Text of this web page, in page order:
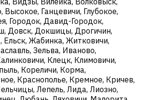
Ганцевичи, Глубокое,
Городок, Давид-Городок,
Довск, Докшицы, Дрогичин,
Ельск, Жабинка, Житковичи,
Зельва, Иваново,
Клецк, Климовичи,
Кореличи, Корма,
Краснополье, Кремное, Кричев,
Лепель, Лида, Лиозно,